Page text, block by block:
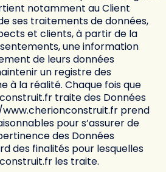
notamment au Client
ses traitements de données,
et clients, à partir de la
une information
de leurs données
un registre des
à la réalité. Chaque fois que
traite des Données
prend
pour s’assurer de
des Données
des finalités pour lesquelles
les traite.